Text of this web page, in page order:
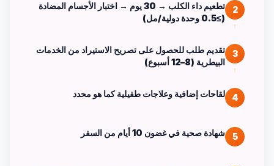
2
تطعيم داء الكلب → 30 يوم → اختبار الأجسام المضادة
(≥0.5 وحدة دولية/مل)
3
تقديم طلب للحصول على تصريح الاستيراد من الخدمات
البيطرية (8–12 أسبوع)
4 لقاحات إضافية وعلاجات طفيلية كما هو محدد
5 شهادة صحية في غضون 10 أيام من السفر